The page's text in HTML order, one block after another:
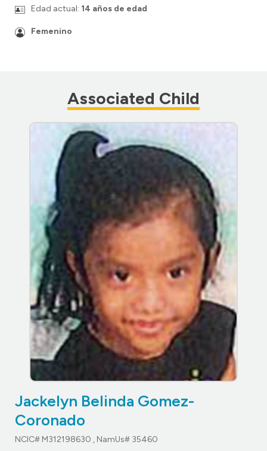
Edad actual: 14 años de edad
Femenino
Associated Child
Jackelyn Belinda Gomez-
Coronado
NCIC# M312198630 , NamUs# 35460